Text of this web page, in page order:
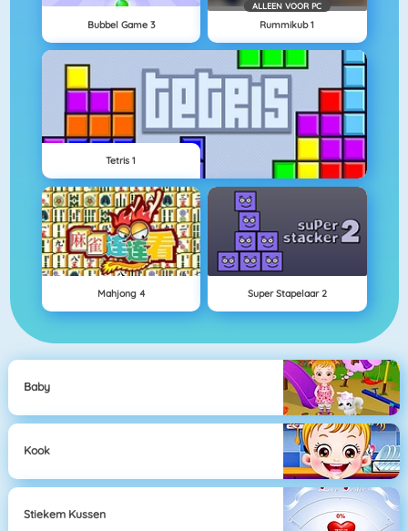
Bubbel Game 3
ALLEEN VOOR PC
Rummikub 1
Tetris 1
Mahjong 4 Super Stapelaar 2
Baby
Kook
Stiekem Kussen